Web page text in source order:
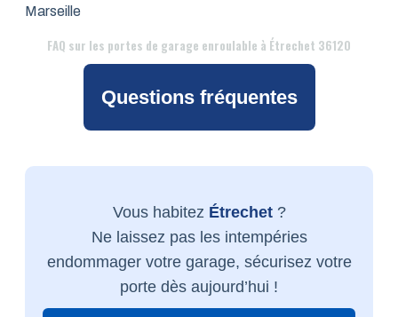
Marseille
FAQ sur les portes de garage enroulable à Étrechet 36120
Questions fréquentes
Vous habitez Étrechet?
Ne laissez pas les intempéries
endommager votre garage, sécurisez votre
porte dès aujourd’hui !